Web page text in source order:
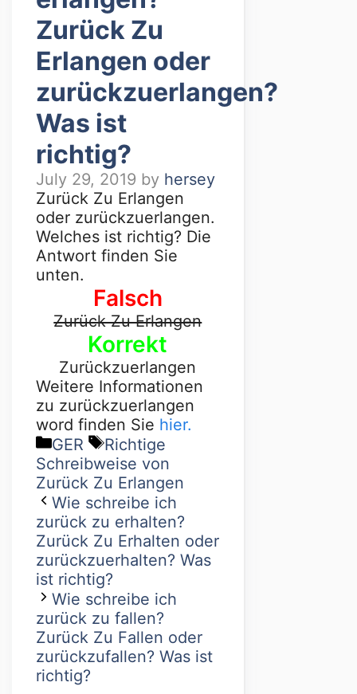
Zurück Zu
Erlangen oder
zurückzuerlangen?
Was ist
richtig?
July 29, 2019 by hersey
Zurück Zu Erlangen
oder zurückzuerlangen.
Welches ist richtig? Die
Antwort finden Sie
unten.
Falsch
Zurück Zu Erlangen
Korrekt
Zurückzuerlangen
Weitere Informationen
zu zurückzuerlangen
word finden Sie hier.
GER
Richtige
Schreibweise von
Zurück Zu Erlangen
Wie schreibe ich
zurück zu erhalten?
Zurück Zu Erhalten oder
zurückzuerhalten? Was
ist richtig?
Wie schreibe ich
zurück zu fallen?
Zurück Zu Fallen oder
zurückzufallen? Was ist
richtig?